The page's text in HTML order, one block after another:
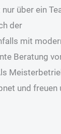
über ein
der
mit
Beratung
und freuen